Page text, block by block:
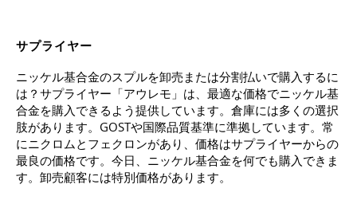
サプライヤー
ニッケル基合金のスプルを卸売または分割払いで購入するに
は？サプライヤー「アウレモ」は、最適な価格でニッケル基
合金を購入できるよう提供しています。倉庫には多くの選択
肢があります。GOSTや国際品質基準に準拠しています。常
にニクロムとフェクロンがあり、価格はサプライヤーからの
最良の価格です。今日、ニッケル基合金を何でも購入できま
す。卸売顧客には特別価格があります。